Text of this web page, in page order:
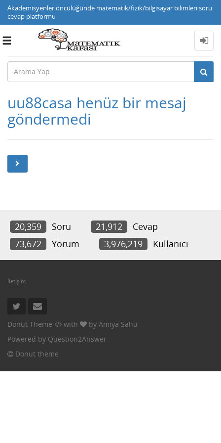
Akademisyenler öncülüğünde matematik/fizik/bilgisayar bilimleri soru
cevap platformu
Toggle
uu88casa henüz bir mesaj
göndermedi
20,359 Soru 21,912
Cevap
73,672
Yorum 3,976,219 Kullanıcı
İletişim
Donut Theme with by Amiya Sahu
Powered by Question2Answer
Donut theme